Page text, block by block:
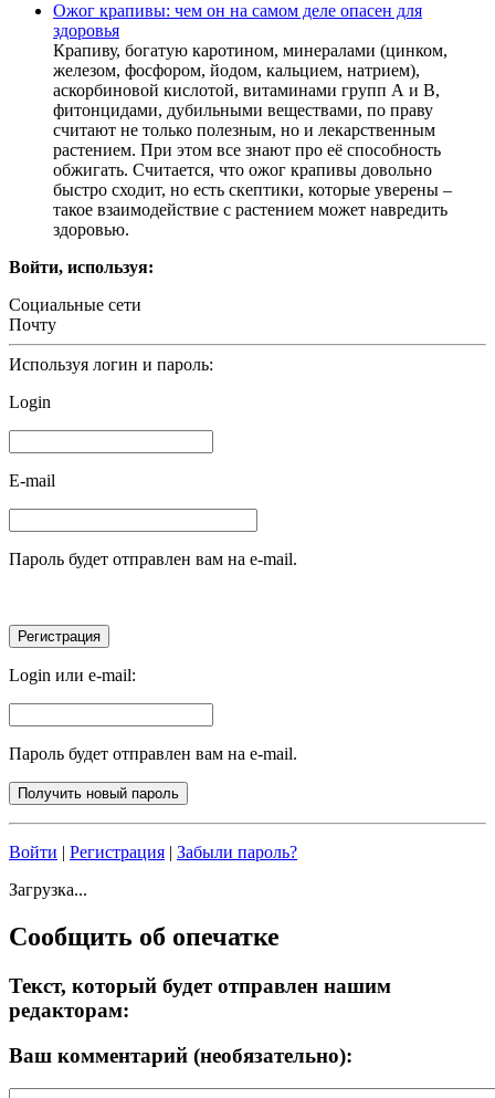
Ожог крапивы: чем он на самом деле опасен для
здоровья
Крапиву, богатую каротином, минералами (цинком,
железом, фосфором, йодом, кальцием, натрием),
аскорбиновой кислотой, витаминами групп А и В,
фитонцидами, дубильными веществами, по праву
считают не только полезным, но и лекарственным
растением. При этом все знают про её способность
обжигать. Считается, что ожог крапивы довольно
быстро сходит, но есть скептики, которые уверены –
такое взаимодействие с растением может навредить
здоровью.
Войти, используя:
Социальные сети
Почту
Используя логин и пароль:
Login
E-mail
Пароль будет отправлен вам на e-mail.
Login или e-mail:
Пароль будет отправлен вам на e-mail.
Войти | Регистрация | Забыли пароль?
Загрузка...
Сообщить об опечатке
Текст, который будет отправлен нашим
редакторам:
Ваш комментарий (необязательно):